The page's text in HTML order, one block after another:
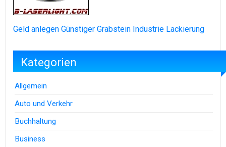
Geld anlegen Günstiger Grabstein Industrie Lackierung
Kategorien
Allgemein
Auto und Verkehr
Buchhaltung
Business